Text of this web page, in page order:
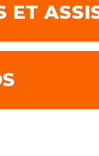
ET